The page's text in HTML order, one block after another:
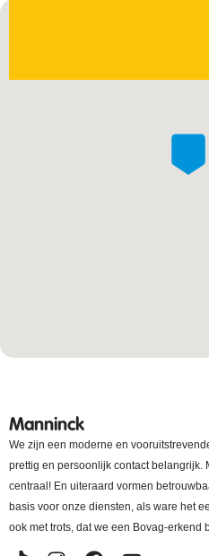
Manninck
We zijn een moderne en
prettig en persoonlijk contact belangrijk.
centraal! En uiteraard vormen
basis voor onze diensten, als ware het
ook met trots, dat we een Bovag-erkend